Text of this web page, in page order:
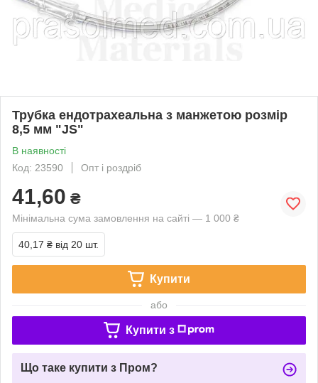
Трубка ендотрахеальна з манжетою розмір
8,5 мм "JS"
В наявності
Код: 23590
Опт і роздріб
41,60 ₴
Мінімальна сума замовлення на сайті — 1 000 ₴
40,17 ₴ від 20 шт.
Купити
або
Купити з
Що таке купити з Пром?